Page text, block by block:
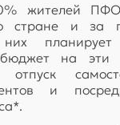
жителей ПФО
стране и за
бюджет на
отпуск
и